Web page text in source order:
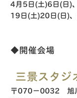
4月5日(土)6日(日)
19日(土)20日(日)
◆開催会場
三景スタジ
〒070−0032 旭川